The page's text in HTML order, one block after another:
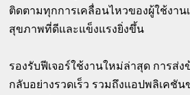
ติดตามทุกการเคลื่อนไหวของผู้ใช้งาน
สุขภาพที่ดีและแข็งแรงยิ่งขึ้น
รองรับฟีเจอร์ใช้งานใหม่ล่าสุด การส่
กลับอย่างรวดเร็ว รวมถึงแอปพลิเคชั